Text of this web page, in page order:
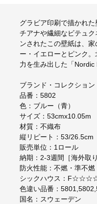
グラビア印刷で描かれ
チアナや繊細なビテュ
ンされたこの壁紙は、
ー・イエローとピンク
力を生み出した「Nordic
ブランド・コレクショ
品番：5802
色：ブルー（青）
サイズ：53cmx10.05m
材質：不織布
縦リピート：53/26.5cm
販売単位：1ロール
納期：2-3週間［海外取
防火性能：不燃・準不燃
シックハウス：
色違い品番：
国名：スウェーデン